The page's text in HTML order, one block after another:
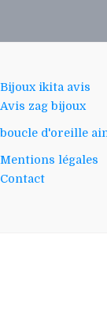
Bijoux ikita avis
Avis zag bijoux
boucle d'oreille
Mentions légales
Contact